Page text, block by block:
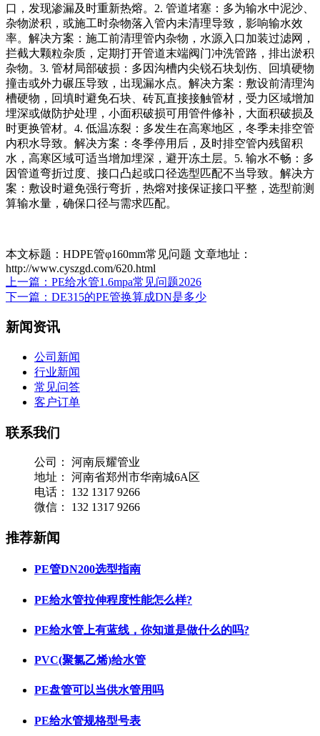
口，发现渗漏及时重新热熔。2. 管道堵塞：多为输水中泥沙、
杂物淤积，或施工时杂物落入管内未清理导致，影响输水效
率。解决方案：施工前清理管内杂物，水源入口加装过滤网，
拦截大颗粒杂质，定期打开管道末端阀门冲洗管路，排出淤积
杂物。3. 管材局部破损：多因沟槽内尖锐石块划伤、回填硬物
撞击或外力碾压导致，出现漏水点。解决方案：敷设前清理沟
槽硬物，回填时避免石块、砖瓦直接接触管材，受力区域增加
埋深或做防护处理，小面积破损可用管件修补，大面积破损及
时更换管材。4. 低温冻裂：多发生在高寒地区，冬季未排空管
内积水导致。解决方案：冬季停用后，及时排空管内残留积
水，高寒区域可适当增加埋深，避开冻土层。5. 输水不畅：多
因管道弯折过度、接口凸起或口径选型匹配不当导致。解决方
案：敷设时避免强行弯折，热熔对接保证接口平整，选型前测
算输水量，确保口径与需求匹配。
本文标题：HDPE管φ160mm常见问题 文章地址：
http://www.cyszgd.com/620.html
上一篇： PE给水管1.6mpa常见问题2026
下一篇： DE315的PE管换算成DN是多少
新闻资讯
公司新闻
行业新闻
常见问答
客户订单
联系我们
公司：
河南辰耀管业
地址：
河南省郑州市华南城6A区
电话：
132 1317 9266
微信：
132 1317 9266
推荐新闻
PE管DN200选型指南
PE给水管拉伸程度性能怎么样?
PE给水管上有蓝线，你知道是做什么的吗?
PVC(聚氯乙烯)给水管
PE盘管可以当供水管用吗
PE给水管规格型号表